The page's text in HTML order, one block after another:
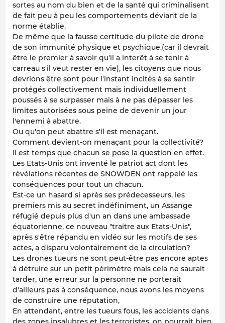
sortes au nom du bien et de la santé qui criminalisent
de fait peu à peu les comportements déviant de la
norme établie.
De même que la fausse certitude du pilote de drone
de son immunité physique et psychique.(car il devrait
être le premier à savoir qu'il a interêt à se tenir à
carreau s'il veut rester en vie), les citoyens que nous
devrions être sont pour l'instant incités à se sentir
protégés collectivement mais individuellement
poussés à se surpasser mais à ne pas dépasser les
limites autorisées sous peine de devenir un jour
l'ennemi à abattre.
Ou qu'on peut abattre s'il est menaçant.
Comment devient-on menaçant pour la collectivité?
Il est temps que chacun se pose la question en effet.
Les Etats-Unis ont inventé le patriot act dont les
révélations récentes de SNOWDEN ont rappelé les
conséquences pour tout un chacun.
Est-ce un hasard si après ses prédecesseurs, les
premiers mis au secret indéfiniment, un Assange
réfugié depuis plus d'un an dans une ambassade
équatorienne, ce nouveau "traitre aux Etats-Unis",
après s'être répandu en vidéo sur les motifs de ses
actes, a disparu volontairement de la circulation?
Les drones tueurs ne sont peut-être pas encore aptes
à détruire sur un petit périmètre mais cela ne saurait
tarder, une erreur sur la personne ne porterait
d'ailleurs pas à conséquence, nous avons les moyens
de construire une réputation,
En attendant, entre les tueurs fous, les accidents dans